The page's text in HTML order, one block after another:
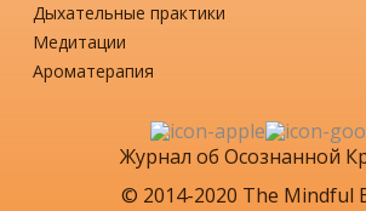
Дыхательные практики
Медитации
Ароматерапия
Журнал об Осознанной
© 2014-2020 The Mindful